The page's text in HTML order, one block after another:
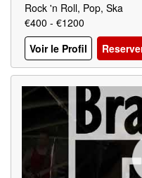
Rock 'n Roll, Pop, Ska
€400 - €1200
Voir le Profil